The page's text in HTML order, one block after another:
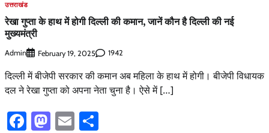
उत्तराखंड
रेखा गुप्ता के हाथ में होगी दिल्ली की कमान, जानें कौन है दिल्ली की नई
मुख्यमंत्री
Admin February 19, 2025 1942
दिल्ली में बीजेपी सरकार की कमान अब महिला के हाथ में होगी। बीजेपी विधायक
दल ने रेखा गुप्ता को अपना नेता चुना है। ऐसे में […]
Facebook
Mastodon
Email